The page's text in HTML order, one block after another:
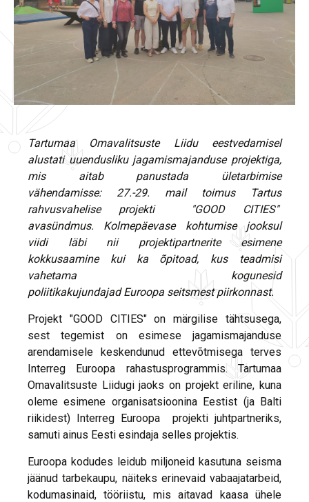
Tartumaa Omavalitsuste Liidu eestvedamisel
alustati uuendusliku jagamismajanduse projektiga,
mis aitab panustada ületarbimise
vähendamisse: 27.-29. mail toimus Tartus
rahvusvahelise projekti "GOOD CITIES"
avasündmus. Kolmepäevase kohtumise jooksul
viidi läbi nii projektipartnerite esimene
kokkusaamine kui ka õpitoad, kus teadmisi
vahetama kogunesid
poliitikakujundajadEuroopa seitsmest piirkonnast.
Projekt "GOOD CITIES" on märgilise tähtsusega,
sest tegemist on esimese jagamismajanduse
arendamisele keskendunud ettevõtmisega terves
Interreg Euroopa rahastusprogrammis. Tartumaa
Omavalitsuste Liidugi jaoks on projekt eriline, kuna
oleme esimene organisatsioonina Eestist (ja Balti
riikidest) Interreg Euroopa projekti juhtpartneriks,
samuti ainus Eesti esindaja selles projektis.
Euroopa kodudes leidub miljoneid kasutuna seisma
jäänud tarbekaupu, näiteks erinevaid vabaajatarbeid,
kodumasinaid, tööriistu, mis aitavad kaasa ühele